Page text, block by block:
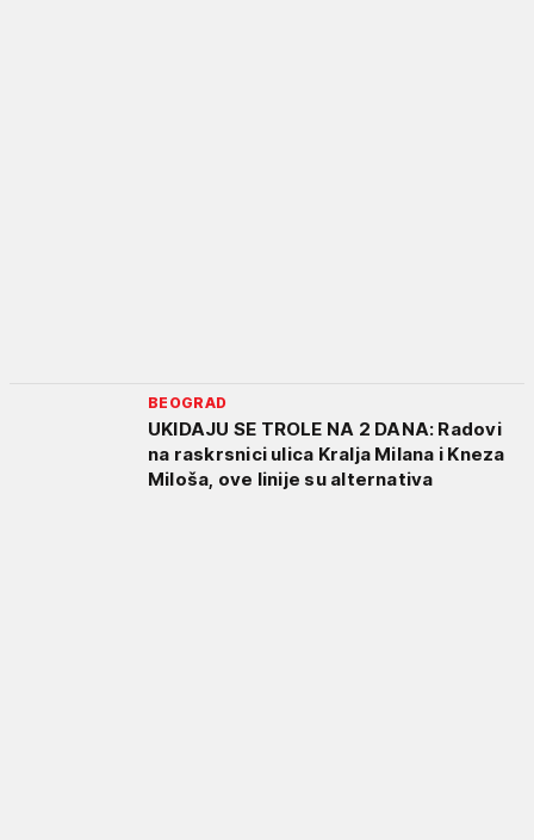
BEOGRAD
UKIDAJU SE TROLE NA 2 DANA: Radovi
na raskrsnici ulica Kralja Milana i Kneza
Miloša, ove linije su alternativa